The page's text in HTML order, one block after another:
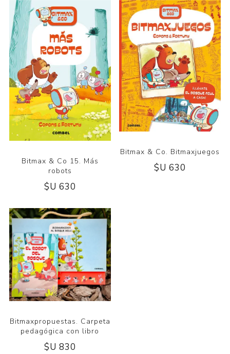
Bitmax & Co 15. Más
robots
$U 630
Bitmax & Co. Bitmaxjuegos
$U 630
Bitmaxpropuestas. Carpeta
pedagógica con libro
$U 830